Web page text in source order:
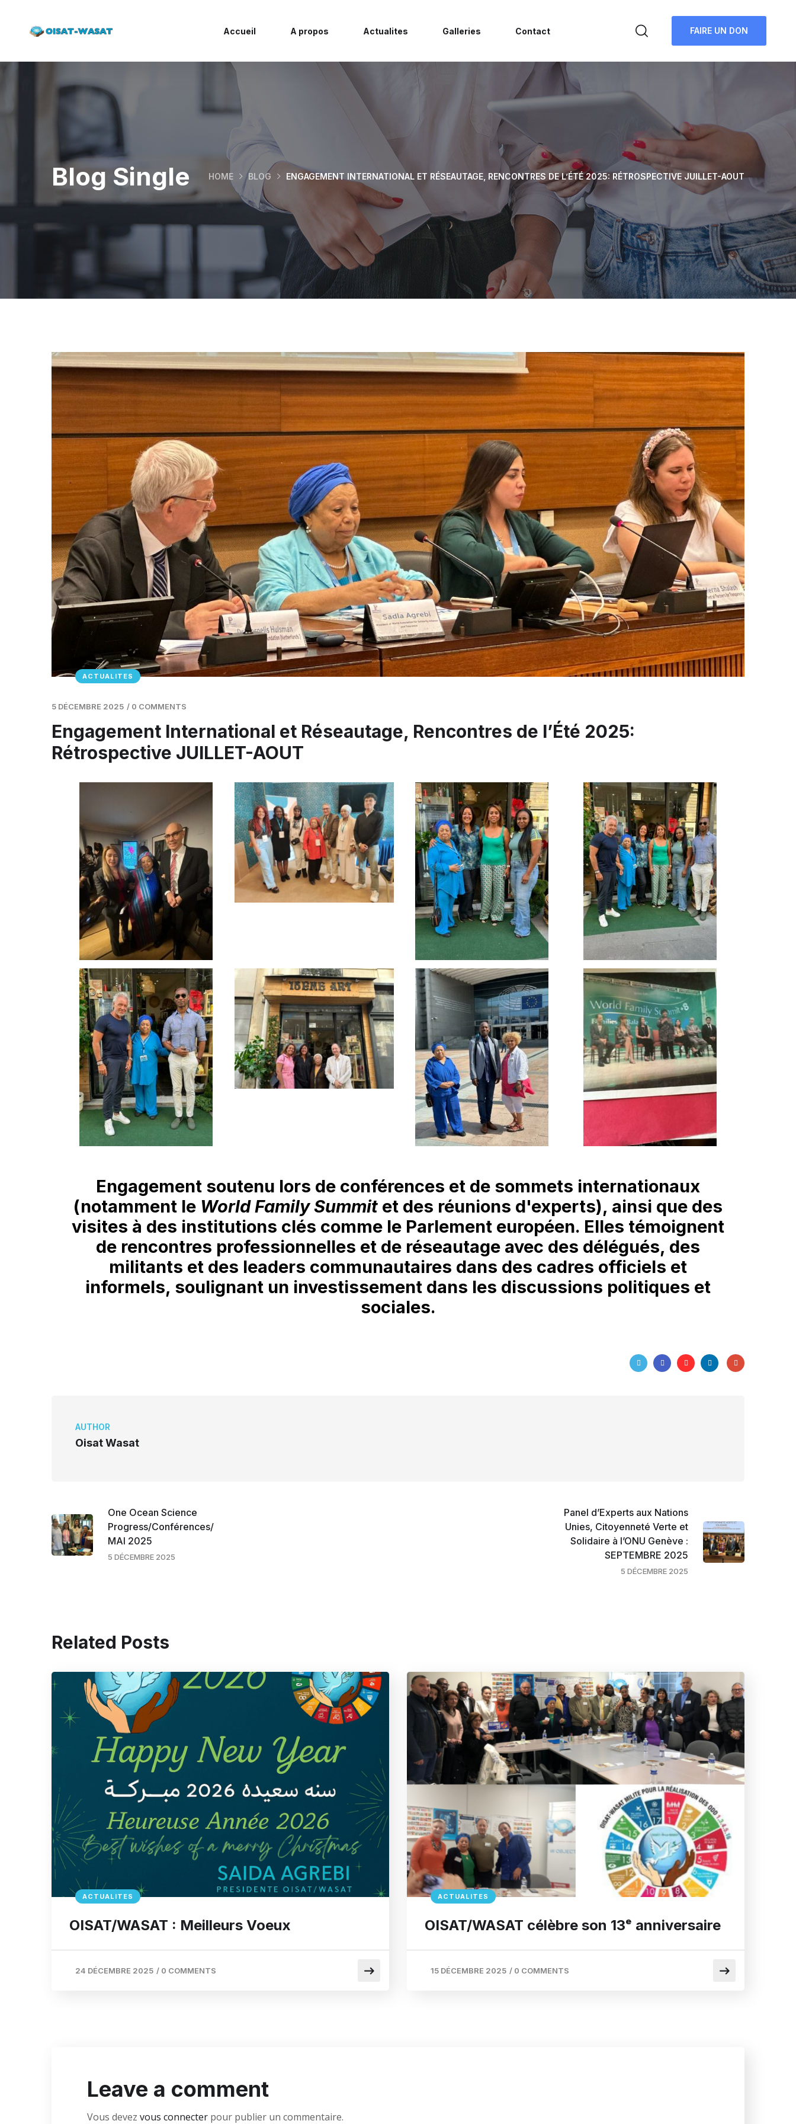
Accueil A propos Actualites Galleries Contact FAIRE UN DON
Blog Single HOME BLOG ENGAGEMENT INTERNATIONAL ET RÉSEAUTAGE, RENCONTRES DE L’ÉTÉ 2025: RÉTROSPECTIVE JUILLET-AOUT
ACTUALITES
5 DÉCEMBRE 2025 / 0 COMMENTS
Engagement International et Réseautage, Rencontres de l’Été 2025:
Rétrospective JUILLET-AOUT
Engagement soutenu lors de conférences et de sommets internationaux
(notamment le World Family Summit et des réunions d'experts), ainsi que des
visites à des institutions clés comme le Parlement européen. Elles témoignent
de rencontres professionnelles et de réseautage avec des délégués, des
militants et des leaders communautaires dans des cadres officiels et
informels, soulignant un investissement dans les discussions politiques et
sociales.
AUTHOR
Oisat Wasat
One Ocean Science
Progress/Conférences/
MAI 2025
5 DÉCEMBRE 2025
Panel d’Experts aux Nations
Unies, Citoyenneté Verte et
Solidaire à l’ONU Genève :
SEPTEMBRE 2025
5 DÉCEMBRE 2025
Related Posts
ACTUALITES
OISAT/WASAT : Meilleurs Voeux
24 DÉCEMBRE 2025 / 0 COMMENTS
ACTUALITES
OISAT/WASAT célèbre son 13ᵉ anniversaire
15 DÉCEMBRE 2025 / 0 COMMENTS
Leave a comment
Vous devez vous connecter pour publier un commentaire.